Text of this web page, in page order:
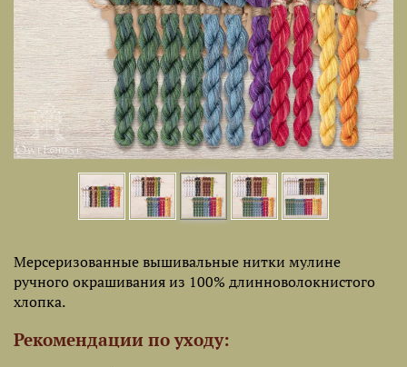
Мерсеризованные вышивальные нитки мулине
ручного окрашивания из 100% длинноволокнистого
хлопка.
Рекомендации по уходу: